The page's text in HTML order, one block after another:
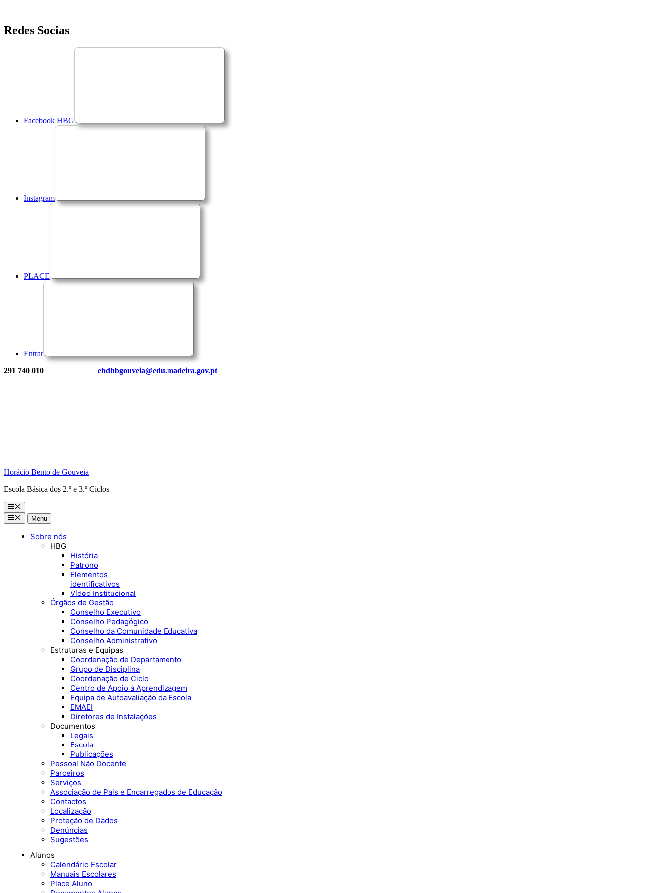
Saltar
para
Redes Socias
Facebook HBG
Instagram
PLACE
Entrar
291 740 010 ebdhbgouveia@edu.madeira.gov.pt
Horácio Bento de Gouveia
Escola Básica dos 2.º e 3.º Ciclos
Menu
MenuMenu
Sobre nós
HBG
História
Patrono
Elementos
identificativos
Vídeo Institucional
Órgãos de Gestão
Conselho Executivo
Conselho Pedagógico
Conselho da Comunidade Educativa
Conselho Administrativo
Estruturas e Equipas
Coordenação de Departamento
Grupo de Disciplina
Coordenação de Ciclo
Centro de Apoio à Aprendizagem
Equipa de Autoavaliação da Escola
EMAEI
Diretores de Instalações
Documentos
Legais
Escola
Publicações
Pessoal Não Docente
Parceiros
Serviços
Associação de Pais e Encarregados de Educação
Contactos
Localização
Proteção de Dados
Denúncias
Sugestões
Alunos
Calendário Escolar
Manuais Escolares
Place Aluno